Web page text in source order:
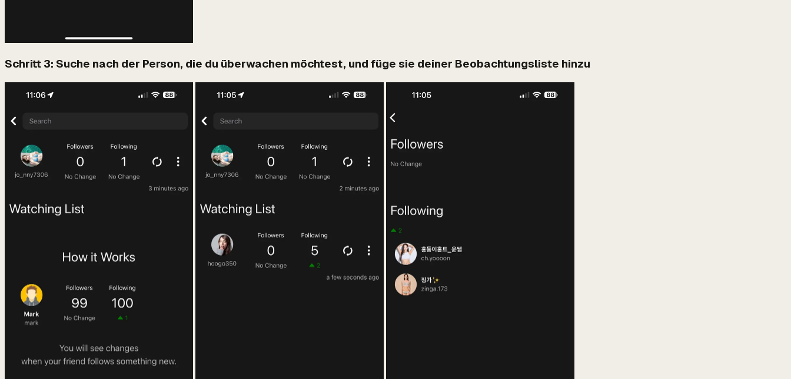
Schritt 3: Suche nach der Person, die du überwachen möchtest, und füge sie deiner Beobachtungsliste hinzu